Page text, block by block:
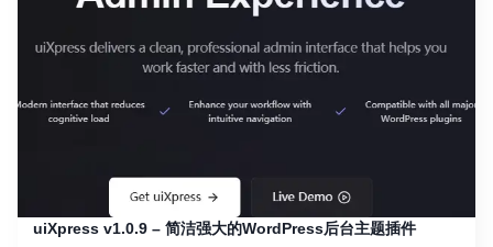
uiXpress v1.0.9 – 简洁强大的WordPress后台主题插件